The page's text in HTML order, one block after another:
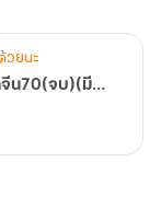
วยนะ
The last mission สวมรอยนางร้ายในยุคจีน70(จบ)(มีอีบุค)